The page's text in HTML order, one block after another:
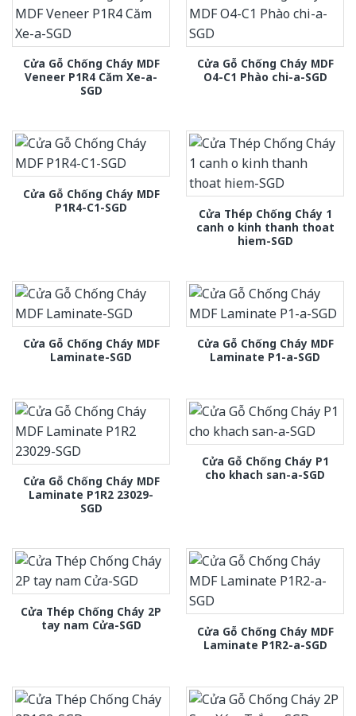
Cửa Gỗ Chống Cháy MDF
Veneer P1R4 Căm Xe-a-
SGD
Cửa Gỗ Chống Cháy MDF
O4-C1 Phào chi-a-SGD
Cửa Gỗ Chống Cháy MDF
P1R4-C1-SGD
Cửa Thép Chống Cháy 1
canh o kinh thanh thoat
hiem-SGD
Cửa Gỗ Chống Cháy MDF
Laminate-SGD
Cửa Gỗ Chống Cháy MDF
Laminate P1-a-SGD
Cửa Gỗ Chống Cháy MDF
Laminate P1R2 23029-
SGD
Cửa Gỗ Chống Cháy P1
cho khach san-a-SGD
Cửa Thép Chống Cháy 2P
tay nam Cửa-SGD
Cửa Gỗ Chống Cháy MDF
Laminate P1R2-a-SGD